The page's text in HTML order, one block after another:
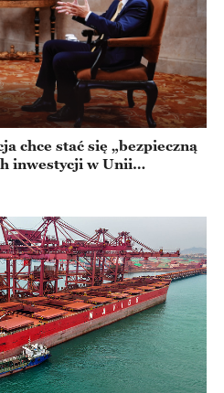
chce stać się „bezpieczną
inwestycji w Unii